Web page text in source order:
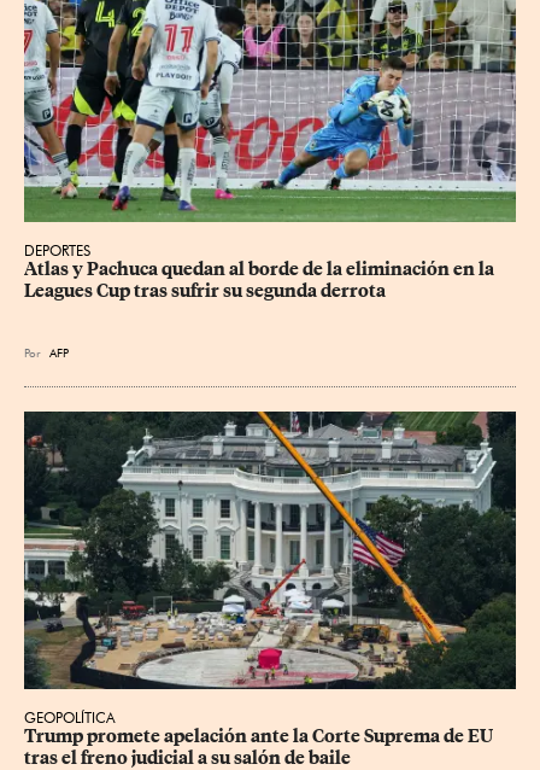
DEPORTES
Atlas y Pachuca quedan al borde de la eliminación en la
Leagues Cup tras sufrir su segunda derrota
Por AFP
GEOPOLÍTICA
Trump promete apelación ante la Corte Suprema de EU
tras el freno judicial a su salón de baile